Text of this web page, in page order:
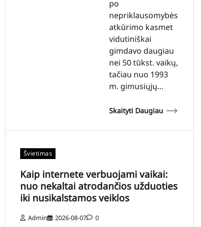
po
nepriklausomybės
atkūrimo kasmet
vidutiniškai
gimdavo daugiau
nei 50 tūkst. vaikų,
tačiau nuo 1993
m. gimusiųjų…
Skaityti Daugiau
Švietimas
Kaip internete verbuojami vaikai:
nuo nekaltai atrodančios užduoties
iki nusikalstamos veiklos
Admin 2026-08-07 0